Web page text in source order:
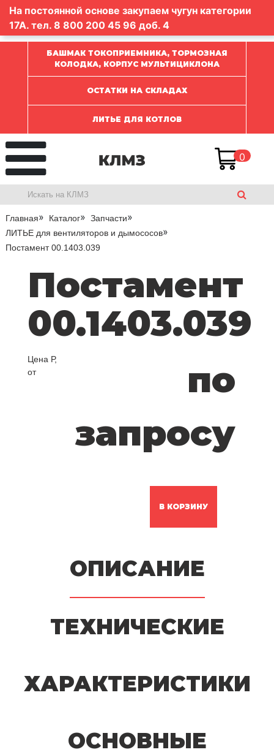
На постоянной основе закупаем чугун категории
17А. тел. 8 800 200 45 96 доб. 4
БАШМАК ТОКОПРИЕМНИКА, ТОРМОЗНАЯ
КОЛОДКА, КОРПУС МУЛЬТИЦИКЛОНА
ОСТАТКИ НА СКЛАДАХ
ЛИТЬЕ ДЛЯ КОТЛОВ
0
Главная Каталог
Запчасти
ЛИТЬЕ для вентиляторов и дымососов
Постамент 00.1403.039
Постамент
00.1403.039
Цена Р,
от
по
запросу
В КОРЗИНУ
ОПИСАНИЕ
ТЕХНИЧЕСКИЕ
ХАРАКТЕРИСТИКИ
ОСНОВНЫЕ